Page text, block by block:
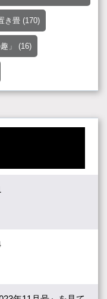
き畳 (170)
」 (16)